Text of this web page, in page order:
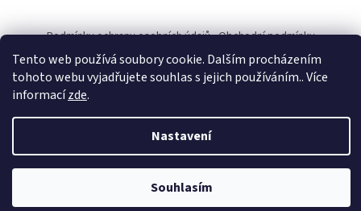
Tento web používá soubory cookie. Dalším procházením
tohoto webu vyjadřujete souhlas s jejich používáním.. Více
informacízde.
Nastavení
Souhlasím
Podmínky ochrany osobních údajů Obchodní podmínky
Vytvořil Shoptet